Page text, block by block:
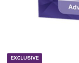
EXCLUSIVE